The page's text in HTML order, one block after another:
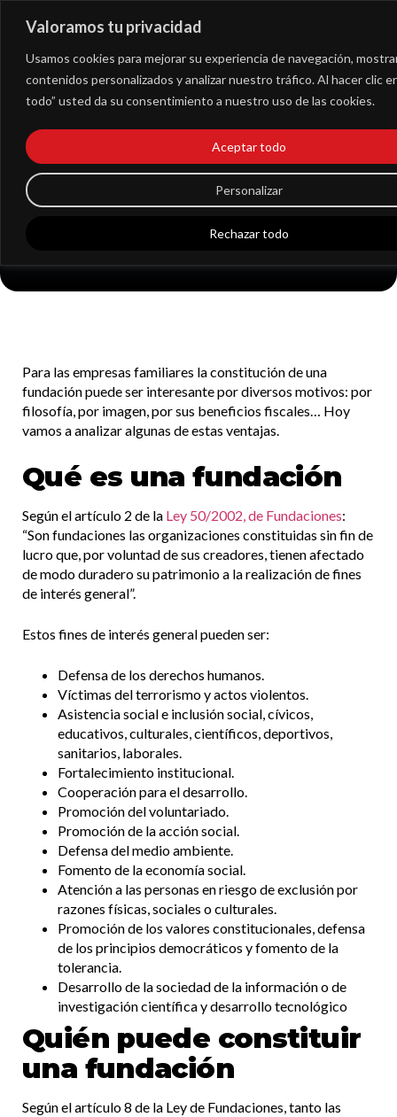
Valoramos tu privacidad
Usamos cookies para mejorar su experiencia de navegación,
contenidos personalizados y analizar nuestro tráfico. Al hacer clic
todo” usted da su consentimiento a nuestro uso de las cookies.
Personalizar
Rechazar todo
Aceptar todo
Qué ventajas fiscales
tiene constituir una
fundación
Para las empresas familiares la constitución de una
fundación puede ser interesante por diversos motivos: por
filosofía, por imagen, por sus beneficios fiscales… Hoy
vamos a analizar algunas de estas ventajas.
Qué es una fundación
Según el artículo 2 de la Ley 50/2002, de Fundaciones:
“Son fundaciones las organizaciones constituidas sin fin de
lucro que, por voluntad de sus creadores, tienen afectado
de modo duradero su patrimonio a la realización de fines
de interés general”.
Estos fines de interés general pueden ser:
Defensa de los derechos humanos.
Víctimas del terrorismo y actos violentos.
Asistencia social e inclusión social, cívicos,
educativos, culturales, científicos, deportivos,
sanitarios, laborales.
Fortalecimiento institucional.
Cooperación para el desarrollo.
Promoción del voluntariado.
Promoción de la acción social.
Defensa del medio ambiente.
Fomento de la economía social.
Atención a las personas en riesgo de exclusión por
razones físicas, sociales o culturales.
Promoción de los valores constitucionales, defensa
de los principios democráticos y fomento de la
tolerancia.
Desarrollo de la sociedad de la información o de
investigación científica y desarrollo tecnológico
Quién puede constituir
una fundación
Según el artículo 8 de la Ley de Fundaciones, tanto las